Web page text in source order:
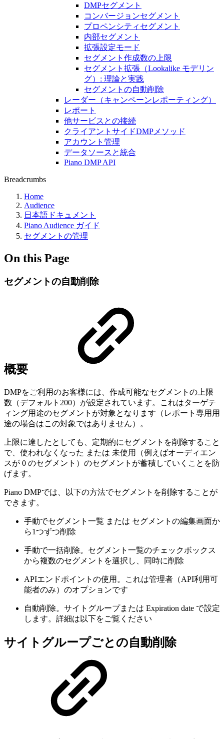
DMPセグメント
コンバージョンセグメント
プロペンシティセグメント
内部セグメント
拡張設定モード
セグメント作成数の上限
セグメント拡張（Lookalike モデリン
グ）: 理論と実践
セグメントの自動削除
レーダー（キャンペーンレポーティング）
レポート
他サービスとの接続
クライアントサイドDMPメソッド
アカウント管理
データソースと統合
Piano DMP API
Breadcrumbs
Home
Audience
日本語ドキュメント
Piano Audience ガイド
セグメントの管理
On this Page
セグメントの自動削除
概要
DMPをご利用のお客様には、作成可能なセグメントの上限
数（デフォルト200）が設定されています。これはターゲテ
ィング用途のセグメントが対象となります（レポート専用用
途の場合はこの対象ではありません）。
上限に達したとしても、定期的にセグメントを削除すること
で、使われなくなった または 未使用（例えばオーディエン
スが 0 のセグメント）のセグメントが蓄積していくことを防
げます。
Piano DMPでは、以下の方法でセグメントを削除することが
できます。
手動でセグメント一覧 または セグメントの編集画面か
ら1つずつ削除
手動で一括削除。セグメント一覧のチェックボックス
から複数のセグメントを選択し、同時に削除
APIエンドポイントの使用。これは管理者（API利用可
能者のみ）のオプションです
自動削除。サイトグループまたは Expiration date で設定
します。詳細は以下をご覧ください
サイトグループごとの自動削除